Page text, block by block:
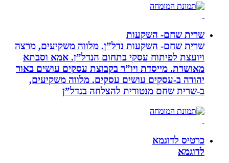
שרית שחם- השקעות
שרית שחם- השקעות נדל”ן. מלווה משקיעים, מרצה
ויועצת לפיתוח עסקי בתחום הנדל”ן. אמא וסבתא
מאושרת. ‏מייסדת ויו”ר בקבוצת עסקים עושים באור
יהודה‏ ב-‏עסקים עושים עסקים‏. ‏מלווה משקיעים,
ב-‏שרית שחם מנטורית להצלחה בנדל”ן‏
כרטיס לדוגמא
לדוגמא